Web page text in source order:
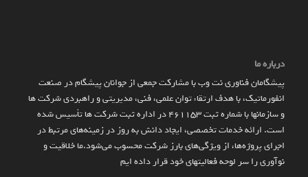
درباره ما
پیشگامان فناوری نت وب با مشارکت جمعی از جوانان پیشگام در صنعت
انفورماتیک، با هدف ارتقاء توان علمی، فنی، مدیریتی و راهبردی شرکت ها
و سازمان­ها با شماره ثبت 461153 در اداره ثبت شرکت ها تأسیس شده
است. ارائه خدمات تخصصی، ایجاد دانش به‌ روز در زمینه‌های مرتبط در
اجرای پروژه‌ها، از ویژگی‌های بارز شرکت محسوب می‌شود.ما خلاقیت و
نوآوری را سر لوحه فعالیتهای خود قرار داده ایم